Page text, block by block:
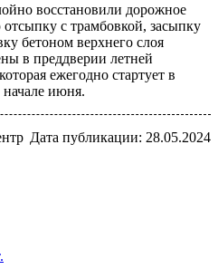
восстановили дорожное
с трамбовкой, засыпку
бетоном верхнего слоя
в преддверии летней
ежегодно стартует в
июня.
Дата публикации: 28.05.2024